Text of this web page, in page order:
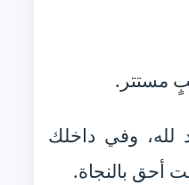
مستتر.
لله، وفي داخلك
أحق بالنجاة.